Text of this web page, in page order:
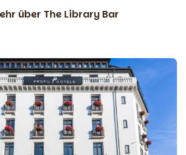
über The Library Bar